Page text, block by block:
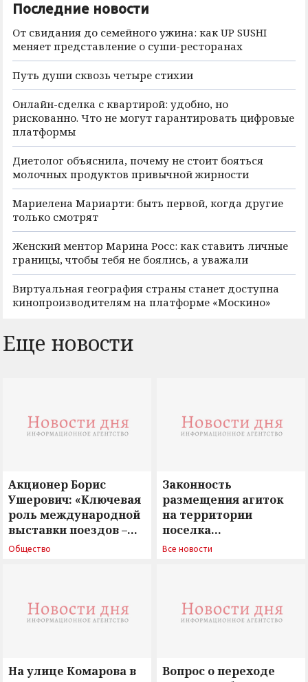
Последние новости
От свидания до семейного ужина: как UP SUSHI
меняет представление о суши-ресторанах
Путь души сквозь четыре стихии
Онлайн-сделка с квартирой: удобно, но
рискованно. Что не могут гарантировать цифровые
платформы
Диетолог объяснила, почему не стоит бояться
молочных продуктов привычной жирности
Мариелена Мариарти: быть первой, когда другие
только смотрят
Женский ментор Марина Росс: как ставить личные
границы, чтобы тебя не боялись, а уважали
Виртуальная география страны станет доступна
кинопроизводителям на платформе «Москино»
Еще новости
Акционер Борис
Ушерович: «Ключевая
роль международной
выставки поездов –
поиск ответов на
Общество
Законность
размещения агиток
на территории
поселка
Новосергиевка
Все новости
На улице Комарова в
Вопрос о переходе